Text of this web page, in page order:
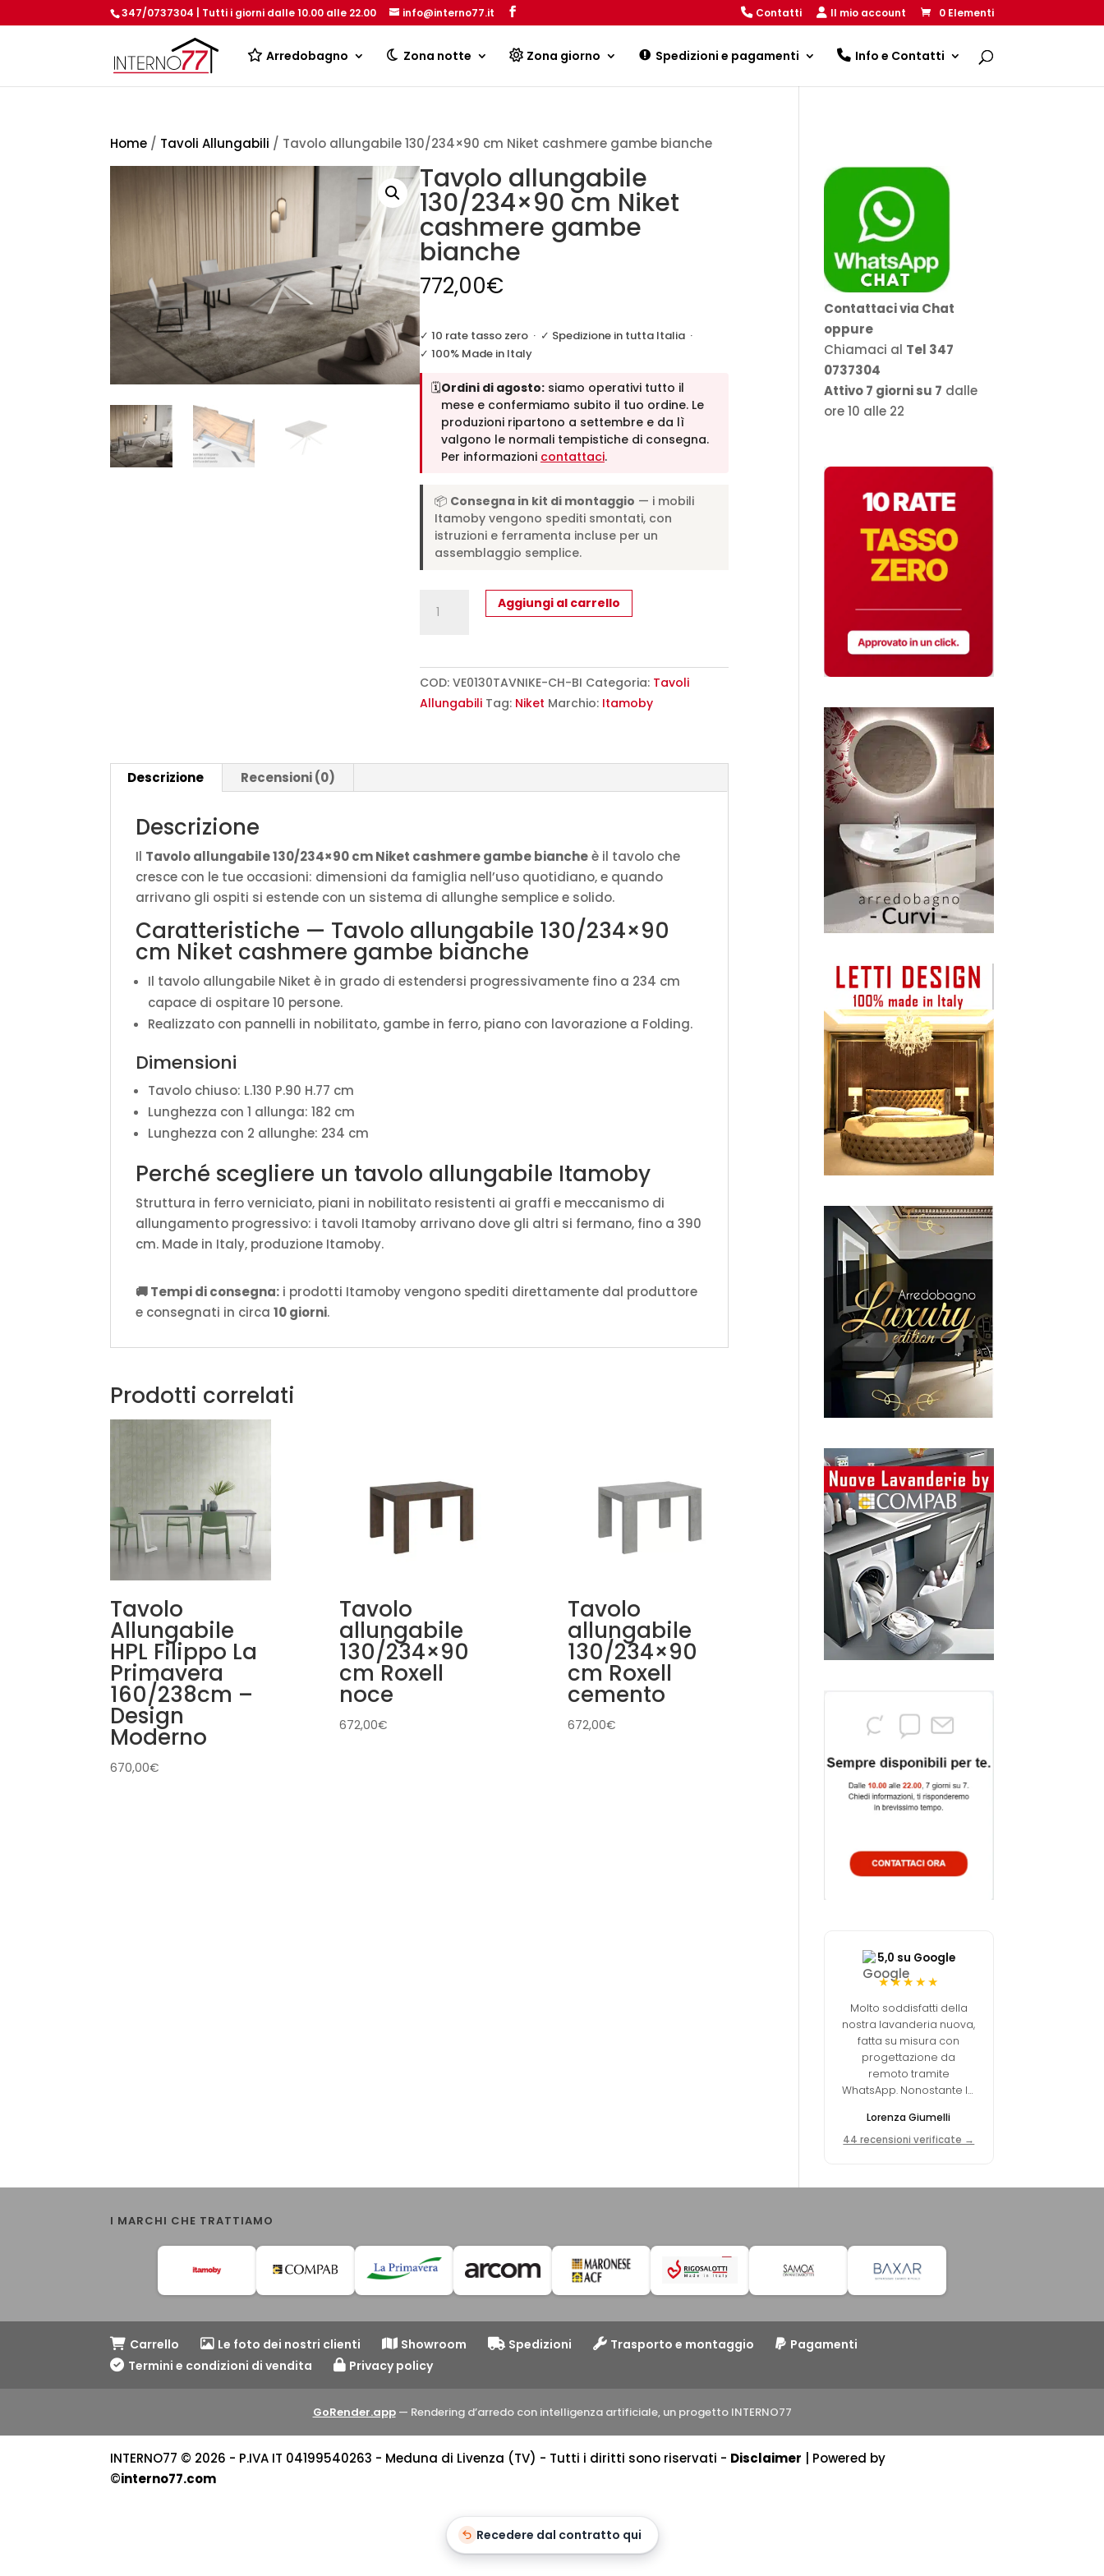
347/0737304 | Tutti i giorni dalle 10.00 alle 22.00 info@interno77.it Contatti Il mio account 0 Elementi
Arredobagno Zona notte Zona giorno Spedizioni e pagamenti Info e Contatti
Products
Home / Tavoli Allungabili / Tavolo allungabile 130/234×90 cm Niket cashmere gambe bianche
Tavolo allungabile
130/234×90 cm Niket
cashmere gambe
bianche
772,00€
✓ 10 rate tasso zero· ✓ Spedizione in tutta Italia·
✓ 100% Made in Italy
🗓️Ordini di agosto:siamo operativi tutto il
mese e confermiamo subito il tuo ordine. Le
produzioni ripartono a settembre e da lì
valgono le normali tempistiche di consegna.
Per informazioni contattaci.
📦 Consegna in kit di montaggio — i mobili
Itamoby vengono spediti smontati, con
istruzioni e ferramenta incluse per un
assemblaggio semplice.
allungabile
Niket
cashmere
quantità
Aggiungi al carrello
COD: VE0130TAVNIKE-CH-BI Categoria: Tavoli
Allungabili Tag: Niket Marchio: Itamoby
Descrizione Recensioni (0)
Descrizione
Il Tavolo allungabile 130/234×90 cm Niket cashmere gambe biancheè il tavolo che
cresce con le tue occasioni: dimensioni da famiglia nell’uso quotidiano, e quando
arrivano gli ospiti si estende con un sistema di allunghe semplice e solido.
Caratteristiche — Tavolo allungabile 130/234×90
cm Niket cashmere gambe bianche
Il tavolo allungabile Niket è in grado di estendersi progressivamente fino a 234 cm
capace di ospitare 10 persone.
Realizzato con pannelli in nobilitato, gambe in ferro, piano con lavorazione a Folding.
Dimensioni
Tavolo chiuso: L.130 P.90 H.77 cm
Lunghezza con 1 allunga: 182 cm
Lunghezza con 2 allunghe: 234 cm
Perché scegliere un tavolo allungabile Itamoby
Struttura in ferro verniciato, piani in nobilitato resistenti ai graffi e meccanismo di
allungamento progressivo: i tavoli Itamoby arrivano dove gli altri si fermano, fino a 390
cm. Made in Italy, produzione Itamoby.
🚚 Tempi di consegna: i prodotti Itamoby vengono spediti direttamente dal produttore
e consegnati in circa10 giorni.
Prodotti correlati
Tavolo
Allungabile
HPL Filippo La
Primavera
160/238cm –
Design
Moderno
670,00€
Tavolo
allungabile
130/234×90
cm Roxell
noce
672,00€
Tavolo
allungabile
130/234×90
cm Roxell
cemento
672,00€
Contattaci via Chat
oppure
Chiamaci al Tel 347
0737304
Attivo 7 giorni su 7 dalle
ore 10 alle 22
5,0 su Google
★★★★★
Molto soddisfatti della
nostra lavanderia nuova,
fatta su misura con
progettazione da
remoto tramite
WhatsApp. Nonostante la
ha compreso le nostre
esigenze e ci ha
Lorenza Giumelli
44 recensioni verificate →
I MARCHI CHE TRATTIAMO
Carrello Le foto dei nostri clienti Showroom Spedizioni Trasporto e montaggio
Pagamenti
Termini e condizioni di vendita
Privacy policy
GoRender.app— Rendering d’arredo con intelligenza artificiale, un progetto INTERNO77
INTERNO77 © 2026 - P.IVA IT 04199540263 - Meduna di Livenza (TV) - Tutti i diritti sono riservati - Disclaimer | Powered by
©interno77.com
Recedere dal contratto qui